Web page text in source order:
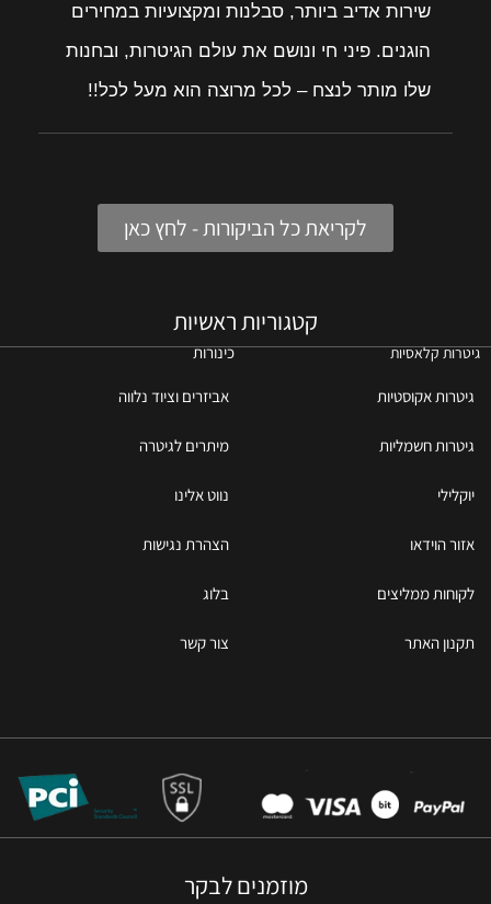
שירות אדיב ביותר, סבלנות ומקצועיות במחירים
הוגנים. פיני חי ונושם את עולם הגיטרות, ובחנות
שלו מותר לנצח – לכל מרוצה הוא מעל לכל!!
לקריאת כל הביקורות - לחץ כאן
קטגוריות ראשיות
גיטרות קלאסיות כינורות
גיטרות אקוסטיות אביזרים וציוד נלווה
גיטרות חשמליות מיתרים לגיטרה
יוקלילי נווט אלינו
אזור הוידאו הצהרת נגישות
לקוחות ממליצים בלוג
תקנון האתר צור קשר
מוזמנים לבקר